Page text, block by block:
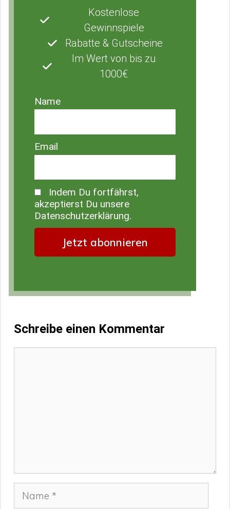
Kostenlose
Gewinnspiele
Rabatte & Gutscheine
Im Wert von bis zu
1000€
Name
Email
Indem Du fortfährst,
akzeptierst Du unsere
Datenschutzerklärung.
Schreibe einen Kommentar
Name